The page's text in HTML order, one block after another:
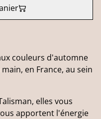
couleurs d'automne
en France, au sein
elles vous
apportent l'énergie